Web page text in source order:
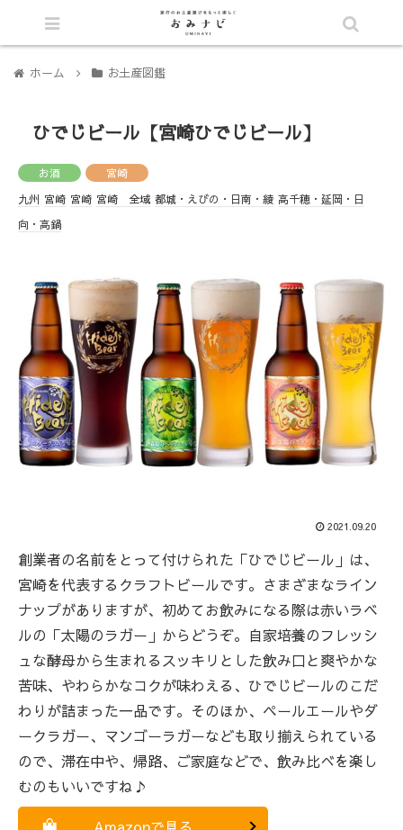
ホーム お土産図鑑
ひでじビール【宮崎ひでじビール】
お酒
宮崎
九州 宮崎 宮崎 宮崎 全域 都城・えびの・日南・綾 高千穂・延岡・日
向・高鍋
2021.09.20
創業者の名前をとって付けられた「ひでじビール」は、
宮崎を代表するクラフトビールです。さまざまなライン
ナップがありますが、初めてお飲みになる際は赤いラベ
ルの「太陽のラガー」からどうぞ。自家培養のフレッシ
ュな酵母から生まれるスッキリとした飲み口と爽やかな
苦味、やわらかなコクが味わえる、ひでじビールのこだ
わりが詰まった一品です。そのほか、ペールエールやダ
ークラガー、マンゴーラガーなども取り揃えられている
ので、滞在中や、帰路、ご家庭などで、飲み比べを楽し
むのもいいですね♪
シェア